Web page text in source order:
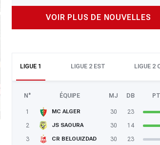
VOIR PLUS DE NOUVELLES
LIGUE 1 LIGUE 2 EST LIGUE 2
N° ÉQUIPE MJ DB
1 MC ALGER 30 23
2
JS SAOURA 30 14
3
CR BELOUIZDAD 30 23